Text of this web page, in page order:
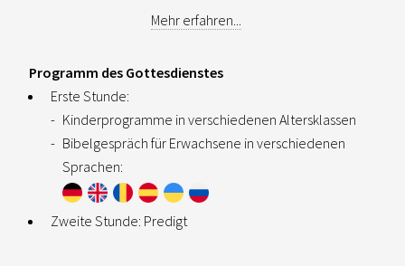
Mehr erfahren...
Programm des Gottesdienstes
Erste Stunde:
- Kinderprogramme in verschiedenen Altersklassen
- Bibelgespräch für Erwachsene in verschiedenen
Sprachen:
Zweite Stunde: Predigt